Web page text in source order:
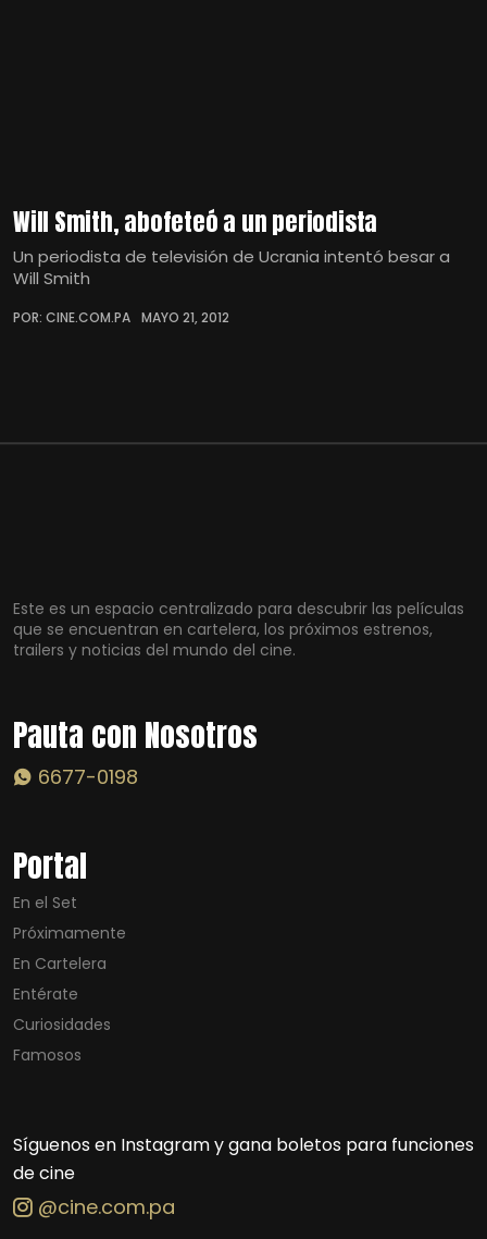
Will Smith, abofeteó a un periodista
Un periodista de televisión de Ucrania intentó besar a
Will Smith
POR: CINE.COM.PA MAYO 21, 2012
Este es un espacio centralizado para descubrir las películas
que se encuentran en cartelera, los próximos estrenos,
trailers y noticias del mundo del cine.
Pauta con Nosotros
6677-0198
Portal
En el Set
Próximamente
En Cartelera
Entérate
Curiosidades
Famosos
Síguenos en Instagram y gana boletos para funciones
de cine
@cine.com.pa